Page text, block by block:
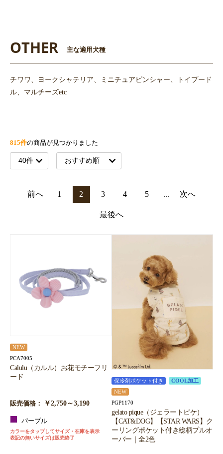
OTHER 主な適用犬種
チワワ、ヨークシャテリア、ミニチュアピンシャー、トイプード
ル、マルチーズetc
815件の商品が見つかりました
前へ 1 2 3 4 5 ... 次へ
最後へ
NEW
PCA7005
Calulu（カルル）お花モチーフリ
ード
販売価格： ￥2,750～3,190
パープル
カラーをタップしてサイズ・在庫を表示
表記の無いサイズは販売終了
保冷剤ポケット付き
COOL加工
NEW
PGP1170
gelato pique（ジェラートピケ）
【CAT&DOG】【STAR WARS】ク
ーリングポケット付き総柄プルオ
ーバー｜全2色